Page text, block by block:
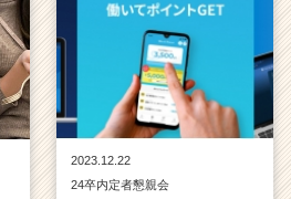
2023.12.22
24卒内定者懇親会